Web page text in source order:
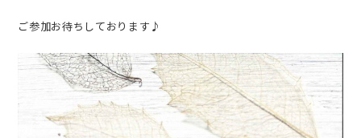
ご参加お待ちしております♪